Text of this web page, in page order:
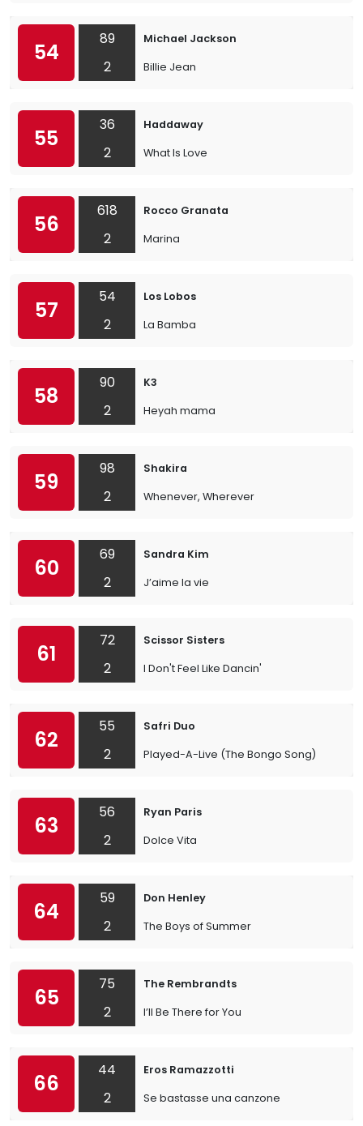
54
89
2
Michael Jackson
Billie Jean
55
36
2
Haddaway
What Is Love
56
618
2
Rocco Granata
Marina
57
54
2
Los Lobos
La Bamba
58
90
2
K3
Heyah mama
59
98
2
Shakira
Whenever, Wherever
60
69
2
Sandra Kim
J’aime la vie
61
72
2
Scissor Sisters
I Don't Feel Like Dancin'
62
55
2
Safri Duo
Played-A-Live (The Bongo Song)
63
56
2
Ryan Paris
Dolce Vita
64
59
2
Don Henley
The Boys of Summer
65
75
2
The Rembrandts
I’ll Be There for You
66
44
2
Eros Ramazzotti
Se bastasse una canzone